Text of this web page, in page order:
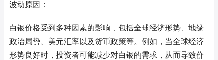
波动原因：
白银价格受到多种因素的影响，包括全球经济形势、地缘
政治局势、美元汇率以及货币政策等。例如，当全球经济
形势良好时，投资者可能减少对白银的需求，从而导致价